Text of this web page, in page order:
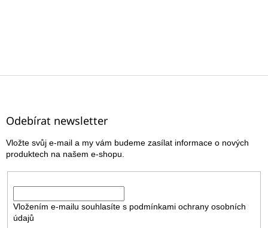
Z
Odebírat newsletter
Vložte svůj e-mail a my vám budeme zasílat informace o nových
produktech na našem e-shopu.
Vložením e-mailu souhlasíte s podmínkami ochrany osobních
údajů